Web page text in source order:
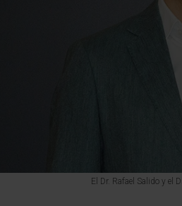
El Dr. Rafael Salido y el